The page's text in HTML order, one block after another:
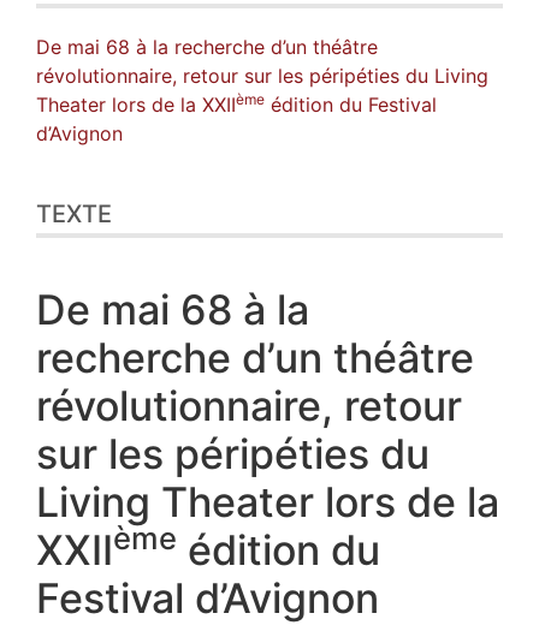
Notes
Citer cet article
Auteur
De mai 68 à la recherche d’un théâtre
révolutionnaire, retour sur les péripéties du Living
Theater lors de la XXIIème édition du Festival
d’Avignon
TEXTE
De mai 68 à la
recherche d’un théâtre
révolutionnaire, retour
sur les péripéties du
Living Theater lors de la
XXIIème édition du
Festival d’Avignon